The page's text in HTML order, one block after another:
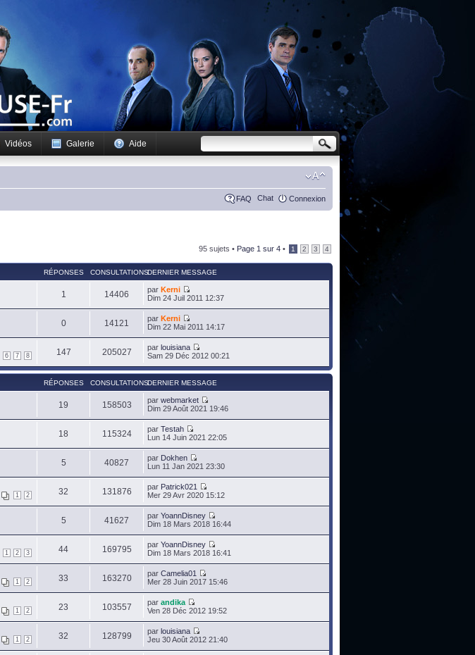
Vidéos Galerie Aide
FAQ Chat Connexion
95 sujets • Page 1 sur 4 • 1 2 3 4
RÉPONSES CONSULTATIONSDERNIER MESSAGE
1 14406 par Kerni
Dim 24 Juil 2011 12:37
0 14121 par Kerni
Dim 22 Mai 2011 14:17
6 7 8 147 205027 par louisiana
Sam 29 Déc 2012 00:21
RÉPONSES CONSULTATIONSDERNIER MESSAGE
19 158503 par webmarket
Dim 29 Août 2021 19:46
18 115324 par Testah
Lun 14 Juin 2021 22:05
5 40827 par Dokhen
Lun 11 Jan 2021 23:30
1 2 32 131876 par Patrick021
Mer 29 Avr 2020 15:12
5 41627 par YoannDisney
Dim 18 Mars 2018 16:44
1 2 3 44 169795 par YoannDisney
Dim 18 Mars 2018 16:41
1 2 33 163270 par Camelia01
Mer 28 Juin 2017 15:46
1 2 23 103557 par andika
Ven 28 Déc 2012 19:52
1 2 32 128799 par louisiana
Jeu 30 Août 2012 21:40